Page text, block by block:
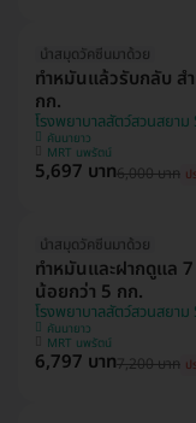
นำสมุดวัคซีนมาด้วย
ทำหมันแล้วรับกลับ
กก.
โรงพยาบาลสัตว์สวนสยา
คันนายาว
MRT นพรัตน์
5,697 บาท6,000 บาท ป
นำสมุดวัคซีนมาด้วย
ทำหมันและฝากดูแล
น้อยกว่า 5 กก.
โรงพยาบาลสัตว์สวนสยา
คันนายาว
MRT นพรัตน์
6,797 บาท7,200 บาท ป